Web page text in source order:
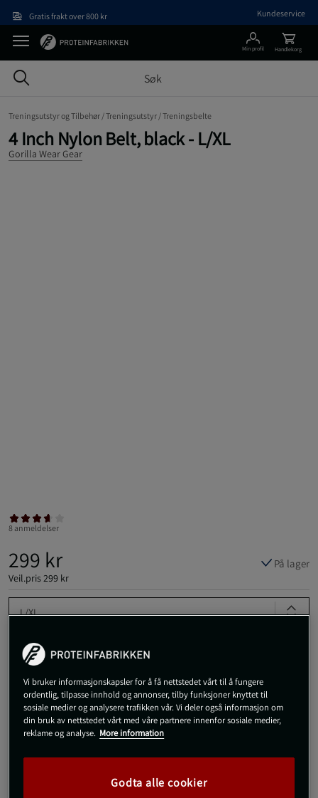
Gratis frakt over 800 kr Kundeservice
Min profil Handlekorg
Treningsutstyr og Tilbehør /Treningsutstyr /Treningsbelte
4 Inch Nylon Belt, black - L/XL
Gorilla Wear Gear
8 anmeldelser
299 kr
Veil.pris299 kr
På lager
L/XL
Gratis frakt over 800 kr Gratis retur 14 dagers angrerett
Vi bruker informasjonskapsler for å få nettstedet vårt til å fungere
ordentlig, tilpasse innhold og annonser, tilby funksjoner knyttet til
sosiale medier og analysere trafikken vår. Vi deler også informasjon om
din bruk av nettstedet vårt med våre partnere innenfor sosiale medier,
reklame og analyse. More information
Godta alle cookier